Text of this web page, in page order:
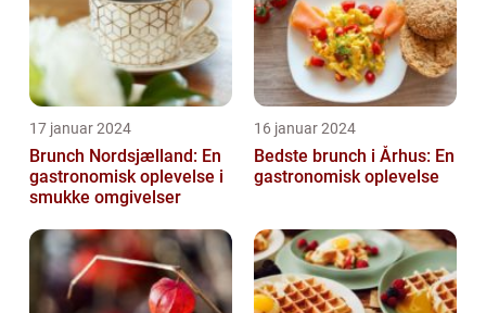
17 januar 2024
Brunch Nordsjælland: En
gastronomisk oplevelse i
smukke omgivelser
16 januar 2024
Bedste brunch i Århus: En
gastronomisk oplevelse